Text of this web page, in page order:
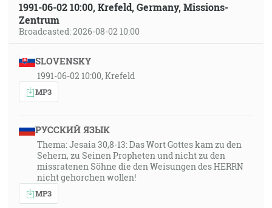
1991-06-02 10:00, Krefeld, Germany, Missions-
Zentrum
Broadcasted: 2026-08-02 10:00
SLOVENSKY
1991-06-02 10:00, Krefeld
MP3
РУССКИЙ ЯЗЫК
Thema: Jesaia 30,8-13: Das Wort Gottes kam zu den
Sehern, zu Seinen Propheten und nicht zu den
missratenen Söhne die den Weisungen des HERRN
nicht gehorchen wollen!
MP3